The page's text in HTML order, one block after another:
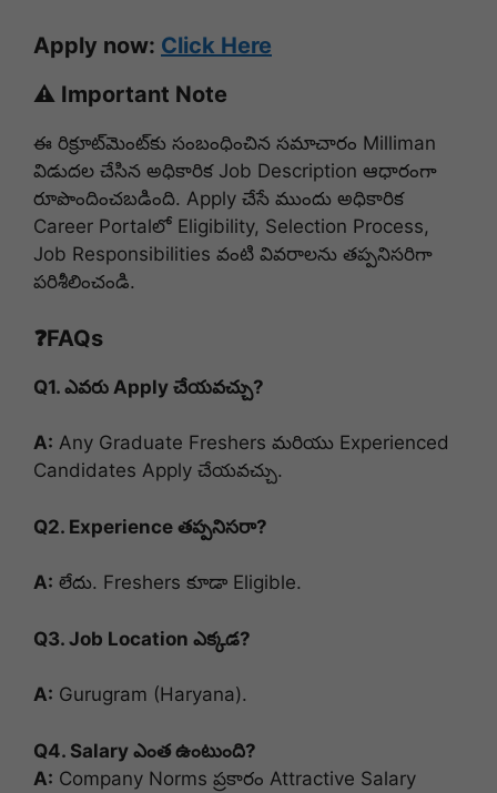
Apply now: Click Here
⚠️ Important Note
ఈ రిక్రూట్‌మెంట్‌కు సంబంధించిన సమాచారం Milliman
విడుదల చేసిన అధికారిక Job Description ఆధారంగా
రూపొందించబడింది. Apply చేసే ముందు అధికారిక
Career Portal‌లో Eligibility, Selection Process,
Job Responsibilities వంటి వివరాలను తప్పనిసరిగా
పరిశీలించండి.
❓FAQs
Q1. ఎవరు Apply చేయవచ్చు?
A: Any Graduate Freshers మరియు Experienced
Candidates Apply చేయవచ్చు.
Q2. Experience తప్పనిసరా?
A: లేదు. Freshers కూడా Eligible.
Q3. Job Location ఎక్కడ?
A: Gurugram (Haryana).
Q4. Salary ఎంత ఉంటుంది?
A: Company Norms ప్రకారం Attractive Salary